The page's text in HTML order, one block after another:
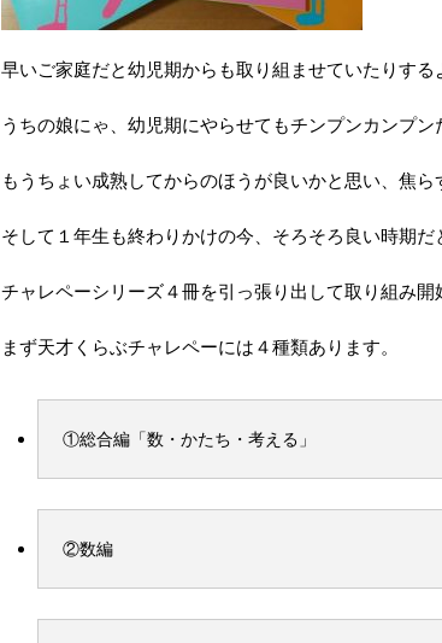
早いご家庭だと幼児期からも取り組ませていたりする
うちの娘にゃ、幼児期にやらせてもチンプンカンプン
もうちょい成熟してからのほうが良いかと思い、焦ら
そして１年生も終わりかけの今、そろそろ良い時期だ
チャレペーシリーズ４冊を引っ張り出して取り組み開
まず天才くらぶチャレペーには４種類あります。
①総合編「数・かたち・考える」
②数編